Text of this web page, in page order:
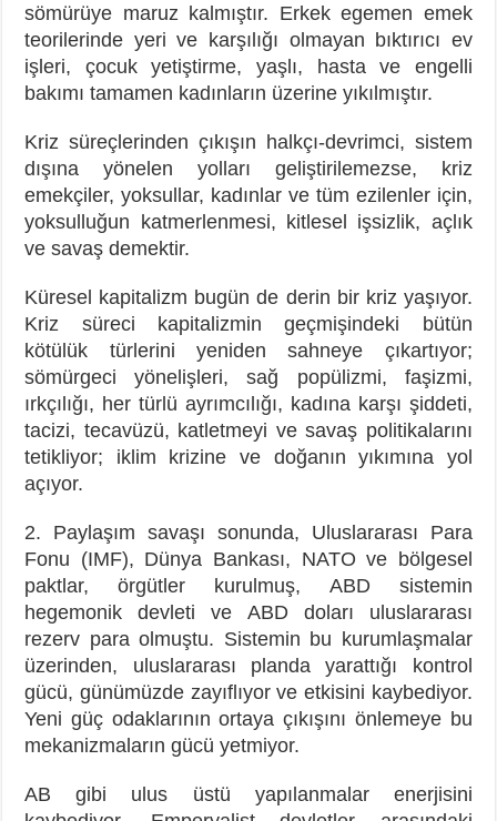
sömürüye maruz kalmıştır. Erkek egemen emek
teorilerinde yeri ve karşılığı olmayan bıktırıcı ev
işleri, çocuk yetiştirme, yaşlı, hasta ve engelli
bakımı tamamen kadınların üzerine yıkılmıştır.
Kriz süreçlerinden çıkışın halkçı-devrimci, sistem
dışına yönelen yolları geliştirilemezse, kriz
emekçiler, yoksullar, kadınlar ve tüm ezilenler için,
yoksulluğun katmerlenmesi, kitlesel işsizlik, açlık
ve savaş demektir.
Küresel kapitalizm bugün de derin bir kriz yaşıyor.
Kriz süreci kapitalizmin geçmişindeki bütün
kötülük türlerini yeniden sahneye çıkartıyor;
sömürgeci yönelişleri, sağ popülizmi, faşizmi,
ırkçılığı, her türlü ayrımcılığı, kadına karşı şiddeti,
tacizi, tecavüzü, katletmeyi ve savaş politikalarını
tetikliyor; iklim krizine ve doğanın yıkımına yol
açıyor.
2. Paylaşım savaşı sonunda, Uluslararası Para
Fonu (IMF), Dünya Bankası, NATO ve bölgesel
paktlar, örgütler kurulmuş, ABD sistemin
hegemonik devleti ve ABD doları uluslararası
rezerv para olmuştu. Sistemin bu kurumlaşmalar
üzerinden, uluslararası planda yarattığı kontrol
gücü, günümüzde zayıflıyor ve etkisini kaybediyor.
Yeni güç odaklarının ortaya çıkışını önlemeye bu
mekanizmaların gücü yetmiyor.
AB gibi ulus üstü yapılanmalar enerjisini